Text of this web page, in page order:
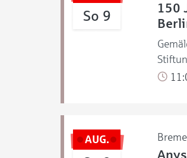
So 9
150
AUG.